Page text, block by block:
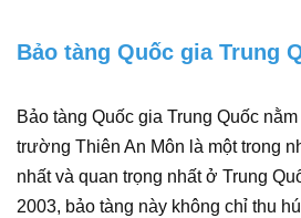
Bảo tàng Quốc gia Trung
Bảo tàng Quốc gia Trung Quốc
trường Thiên An Môn là một trong
nhất và quan trọng nhất ở Trung
2003, bảo tàng này không chỉ thu